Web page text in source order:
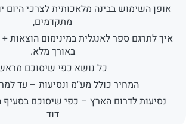
אופן השימוש בבינה מלאכותית לצרכי היום
מתקדמים,
איך לתרגם ספר לאנגלית במינימום הוצאות
באורך מלא.
כל נושא כפי שיסוכם
המחיר כולל מע"מ ונסיעות – עד
נסיעות לדרום הארץ – כפי שיסוכם בסעיף
דוד